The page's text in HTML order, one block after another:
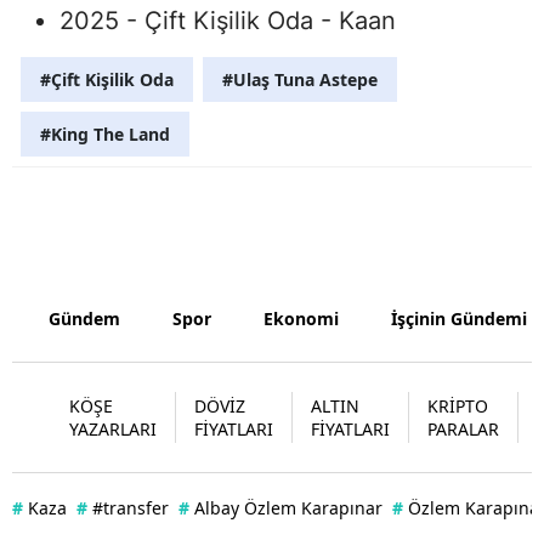
2025 - Çift Kişilik Oda - Kaan
#Çift Kişilik Oda #Ulaş Tuna Astepe
#King The Land
Gündem Spor Ekonomi İşçinin Gündemi
KÖŞE
YAZARLARI
DÖVİZ
FİYATLARI
ALTIN
FİYATLARI
KRİPTO
PARALAR
# Kaza # #transfer # Albay Özlem Karapınar # Özlem